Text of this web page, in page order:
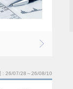
26/07/28～26/08/10